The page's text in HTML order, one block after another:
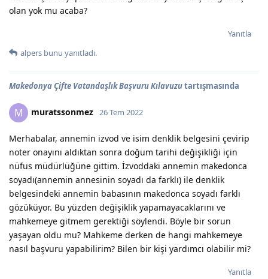
olan yok mu acaba?
Yanıtla
alpers bunu yanıtladı.
Makedonya Çifte Vatandaşlık Başvuru Kılavuzutartışmasında
M muratssonmez 26 Tem 2022
Merhabalar, annemin izvod ve isim denklik belgesini çevirip
noter onayını aldıktan sonra doğum tarihi değişikliği için
nüfus müdürlüğüne gittim. İzvoddaki annemin makedonca
soyadı(annemin annesinin soyadı da farklı) ile denklik
belgesindeki annemin babasının makedonca soyadı farklı
gözüküyor. Bu yüzden değişiklik yapamayacaklarını ve
mahkemeye gitmem gerektiği söylendi. Böyle bir sorun
yaşayan oldu mu? Mahkeme derken de hangi mahkemeye
nasıl başvuru yapabilirim? Bilen bir kişi yardımcı olabilir mi?
Yanıtla